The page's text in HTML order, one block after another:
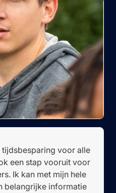
tijdsbesparing voor alle
een stap vooruit voor
Ik kan met mijn hele
belangrijke informatie